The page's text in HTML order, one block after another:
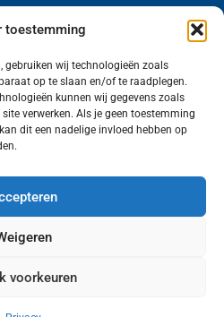
toestemming
gebruiken wij technologieën zoals
op te slaan en/of te raadplegen.
kunnen wij gegevens zoals
verwerken. Als je geen toestemming
dit een nadelige invloed hebben op
voorkeuren
verzorgen het nieuws
Met als hoofdplaats
2009-2026